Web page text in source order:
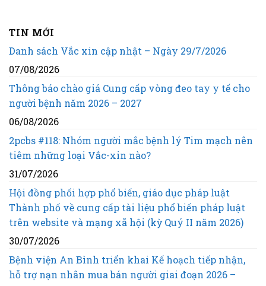
TIN MỚI
Danh sách Vắc xin cập nhật – Ngày 29/7/2026
07/08/2026
Thông báo chào giá Cung cấp vòng đeo tay y tế cho
người bệnh năm 2026 – 2027
06/08/2026
2pcbs #118: Nhóm người mắc bệnh lý Tim mạch nên
tiêm những loại Vắc-xin nào?
31/07/2026
Hội đồng phối hợp phổ biến, giáo dục pháp luật
Thành phố về cung cấp tài liệu phổ biến pháp luật
trên website và mạng xã hội (kỳ Quý II năm 2026)
30/07/2026
Bệnh viện An Bình triển khai Kế hoạch tiếp nhận,
hỗ trợ nạn nhân mua bán người giai đoạn 2026 –